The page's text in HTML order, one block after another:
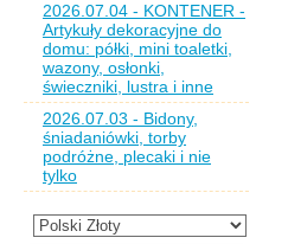
2026.07.04 - KONTENER -
Artykuły dekoracyjne do
domu: półki, mini toaletki,
wazony, osłonki,
świeczniki, lustra i inne
2026.07.03 - Bidony,
śniadaniówki, torby
podróżne, plecaki i nie
tylko